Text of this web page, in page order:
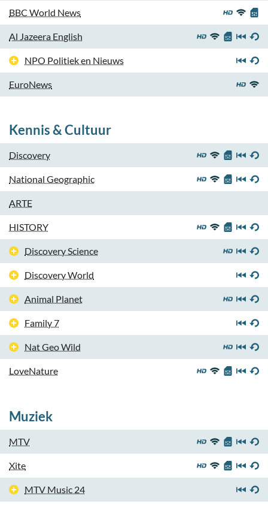
BBC World News
Al Jazeera English
NPO Politiek en Nieuws
EuroNews
Kennis & Cultuur
Discovery
National Geographic
ARTE
HISTORY
Discovery Science
Discovery World
Animal Planet
Family 7
Nat Geo Wild
LoveNature
Muziek
MTV
Xite
MTV Music 24